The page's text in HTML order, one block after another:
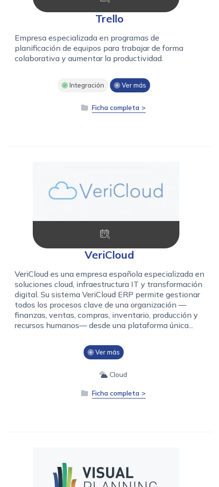
Trello
Empresa especializada en programas de
planificación de equipos para trabajar de forma
colaborativa y aumentar la productividad.
Integración Ver más
Ficha completa >
VeriCloud
VeriCloud es una empresa española especializada en
soluciones cloud, infraestructura IT y transformación
digital. Su sistema VeriCloud ERP permite gestionar
todos los procesos clave de una organización —
finanzas, ventas, compras, inventario, producción y
recursos humanos— desde una plataforma única...
Ver más
Cloud
Ficha completa >